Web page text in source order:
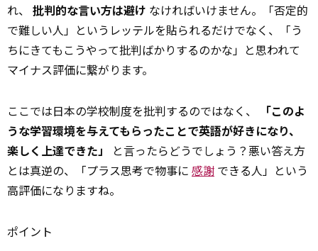
れ、 批判的な言い方は避け なければいけません。「否定的
で難しい人」というレッテルを貼られるだけでなく、「う
ちにきてもこうやって批判ばかりするのかな」と思われて
マイナス評価に繋がります。
ここでは日本の学校制度を批判するのではなく、
「このよ
うな学習環境を与えてもらったことで英語が好きになり、
楽しく上達できた」
と言ったらどうでしょう？悪い答え方
とは真逆の、「プラス思考で物事に 感謝 できる人」という
高評価になりますね。
ポイント